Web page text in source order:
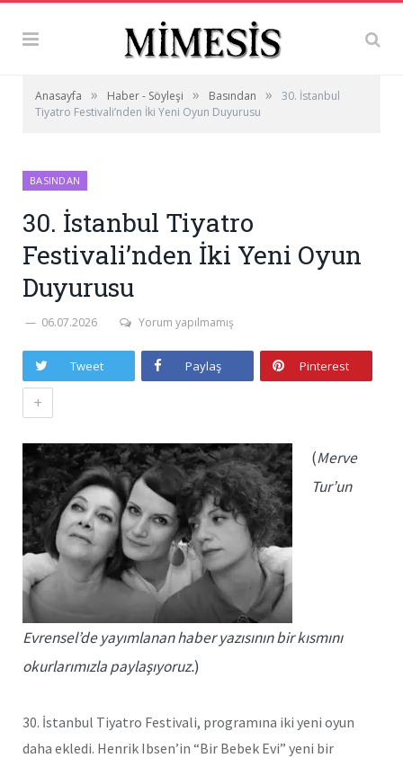
Anasayfa » Haber - Söyleşi » Basından »
30. İstanbul
Tiyatro Festivali’nden İki Yeni Oyun Duyurusu
BASINDAN
30. İstanbul Tiyatro
Festivali’nden İki Yeni Oyun
Duyurusu
06.07.2026 Yorum yapılmamış
Tweet Paylaş Pinterest
+
(Merve
Tur’un
Evrensel’de yayımlanan haber yazısının bir kısmını
okurlarımızla paylaşıyoruz.)
30. İstanbul Tiyatro Festivali, programına iki yeni oyun
daha ekledi. Henrik Ibsen’in “Bir Bebek Evi” yeni bir